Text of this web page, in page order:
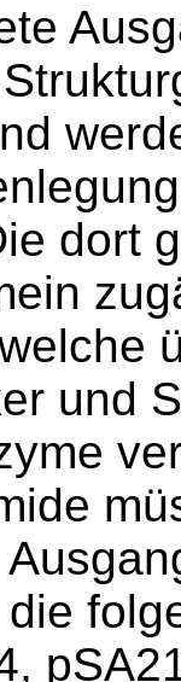
dort
und